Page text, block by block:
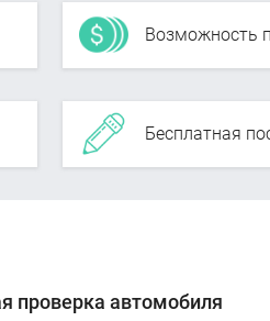
Возможность
Бесплатная
проверка автомобиля